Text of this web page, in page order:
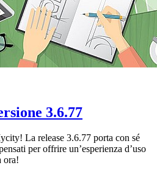
3.6.77
La release 3.6.77 porta con sé
per offrire un’esperienza d’uso
ora!